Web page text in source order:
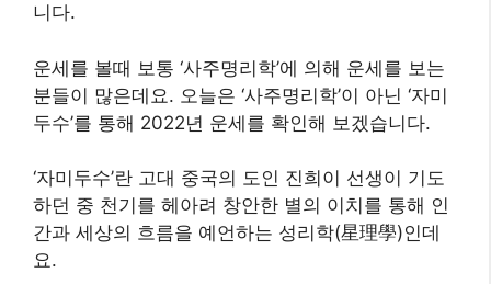
니다.
운세를 볼때 보통 ‘사주명리학’에 의해 운세를 보는
분들이 많은데요. 오늘은 ‘사주명리학’이 아닌 ‘자미
두수’를 통해 2022년 운세를 확인해 보겠습니다.
‘자미두수’란 고대 중국의 도인 진희이 선생이 기도
하던 중 천기를 헤아려 창안한 별의 이치를 통해 인
간과 세상의 흐름을 예언하는 성리학(星理學)인데
요.